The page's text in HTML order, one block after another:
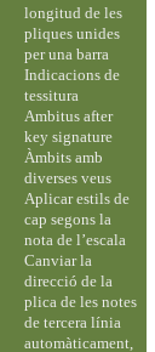
longitud de les
pliques unides
per una barra
Indicacions de
tessitura
Ambitus after
key signature
Àmbits amb
diverses veus
Aplicar estils de
cap segons la
nota de l’escala
Canviar la
direcció de la
plica de les notes
de tercera línia
automàticament,